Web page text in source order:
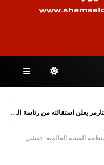
ستارمر يعلن استقالته من رئاسة الحكومة البريطانية
الصحة العالمية: تفشي